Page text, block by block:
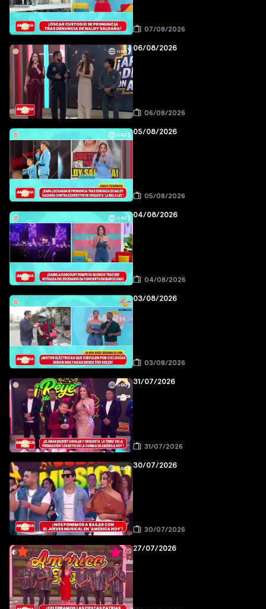
07/08/2026
06/08/2026
06/08/2026
05/08/2026
05/08/2026
04/08/2026
04/08/2026
03/08/2026
03/08/2026
31/07/2026
31/07/2026
30/07/2026
30/07/2026
27/07/2026